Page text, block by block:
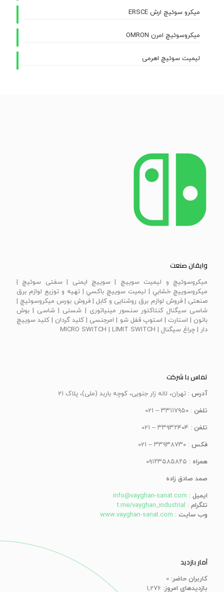
میکرو سوئیچ ارش ERSCE
میکروسوئیچ امرن OMRON
لیمیت سوئیچ اهرمی
وایقان صنعت
ميكروسوئيچ و ليميت سوييچ | سویيچ ايمنی | سفتی سوئيچ |
ميكروسوييچ خشابي | ليميت سوييچ باكسي | تهیه و توزیع لوازم برق
صنعتی | فروش لوازم برق روشنایی و کابل | فروش بورس میکروسوئیچ |
شاسی سیگنال کنتاکتور سنسور مینیاتوری | شستی | شاسی | بوش
باتون | استارت | استوپ قفل شو | امرجنسی | كليد گردان | كليد سوييچ
دار | چراغ سيگنال | MICRO SWITCH | LIMIT SWITCH
تماس با شرکت
آدرس : تهران، لاله زار جنوبی، کوچه باربد (ملی)، پلاک 21
تلفن : ۳۳۱۱۷۹۵۰ – 021
تلفن : ۳۳۹۳۲۴۰۴ – 021
فکس : ۳۳۹۳۸۷۳۰ – 021
همراه : ۰۹۱۲۳۵۸۵۸۲۵
صمد صادق زاده
ایمیل :
info@vayghan-sanat.com
تلگرام :
t.me/vayghan_industrial
وب سایت :
www.vayghan-sanat.com
آمار بازدید
کاربران حاضر: 0
بازدیدهای امروز: 1,276